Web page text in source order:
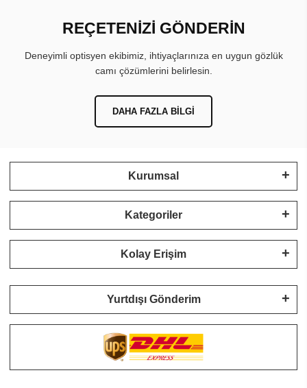
REÇETENİZİ GÖNDERİN
Deneyimli optisyen ekibimiz, ihtiyaçlarınıza en uygun gözlük
camı çözümlerini belirlesin.
DAHA FAZLA BILGI
Kurumsal
Kategoriler
Kolay Erişim
Yurtdışı Gönderim